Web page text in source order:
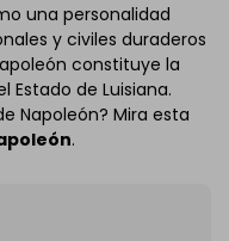
una personalidad
y civiles duraderos
constituye la
Estado de Luisiana.
Napoleón? Mira esta
.